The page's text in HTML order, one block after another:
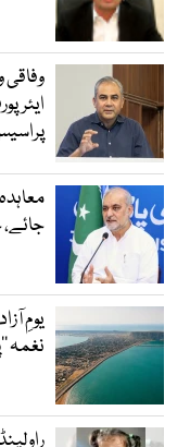
وفاقی
یومِ
نغمہ